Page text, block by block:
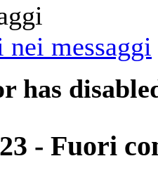
has
- Fuori